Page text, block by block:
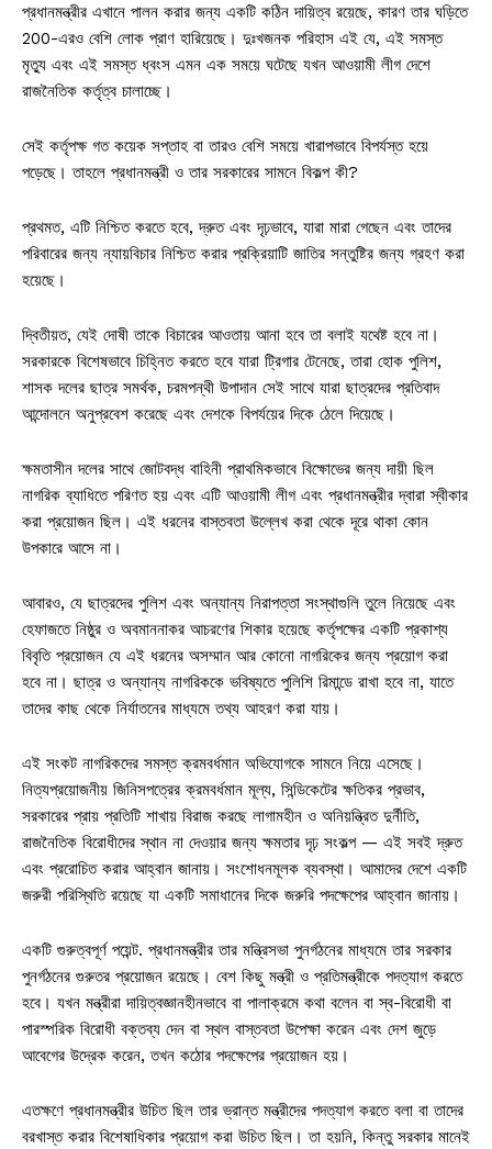
প্রধানমন্ত্রীর এখানে পালন করার জন্য একটি কঠিন দায়িত্ব রয়েছে, কারণ তার ঘড়িতে
200-এরও বেশি লোক প্রাণ হারিয়েছে। দুঃখজনক পরিহাস এই যে, এই সমস্ত
মৃত্যু এবং এই সমস্ত ধ্বংস এমন এক সময়ে ঘটেছে যখন আওয়ামী লীগ দেশে
রাজনৈতিক কর্তৃত্ব চালাচ্ছে।
সেই কর্তৃপক্ষ গত কয়েক সপ্তাহ বা তারও বেশি সময়ে খারাপভাবে বিপর্যস্ত হয়ে
পড়েছে। তাহলে প্রধানমন্ত্রী ও তার সরকারের সামনে বিকল্প কী?
প্রথমত, এটি নিশ্চিত করতে হবে, দ্রুত এবং দৃঢ়ভাবে, যারা মারা গেছেন এবং তাদের
পরিবারের জন্য ন্যায়বিচার নিশ্চিত করার প্রক্রিয়াটি জাতির সন্তুষ্টির জন্য গ্রহণ করা
হয়েছে।
দ্বিতীয়ত, যেই দোষী তাকে বিচারের আওতায় আনা হবে তা বলাই যথেষ্ট হবে না।
সরকারকে বিশেষভাবে চিহ্নিত করতে হবে যারা ট্রিগার টেনেছে, তারা হোক পুলিশ,
শাসক দলের ছাত্র সমর্থক, চরমপন্থী উপাদান সেই সাথে যারা ছাত্রদের প্রতিবাদ
আন্দোলনে অনুপ্রবেশ করেছে এবং দেশকে বিপর্যয়ের দিকে ঠেলে দিয়েছে।
ক্ষমতাসীন দলের সাথে জোটবদ্ধ বাহিনী প্রাথমিকভাবে বিক্ষোভের জন্য দায়ী ছিল
নাগরিক ব্যাধিতে পরিণত হয় এবং এটি আওয়ামী লীগ এবং প্রধানমন্ত্রীর দ্বারা স্বীকার
করা প্রয়োজন ছিল। এই ধরনের বাস্তবতা উল্লেখ করা থেকে দূরে থাকা কোন
উপকারে আসে না।
আবারও, যে ছাত্রদের পুলিশ এবং অন্যান্য নিরাপত্তা সংস্থাগুলি তুলে নিয়েছে এবং
হেফাজতে নিষ্ঠুর ও অবমাননাকর আচরণের শিকার হয়েছে কর্তৃপক্ষের একটি প্রকাশ্য
বিবৃতি প্রয়োজন যে এই ধরনের অসম্মান আর কোনো নাগরিকের জন্য প্রয়োগ করা
হবে না। ছাত্র ও অন্যান্য নাগরিককে ভবিষ্যতে পুলিশি রিমান্ডে রাখা হবে না, যাতে
তাদের কাছ থেকে নির্যাতনের মাধ্যমে তথ্য আহরণ করা যায়।
এই সংকট নাগরিকদের সমস্ত ক্রমবর্ধমান অভিযোগকে সামনে নিয়ে এসেছে।
নিত্যপ্রয়োজনীয় জিনিসপত্রের ক্রমবর্ধমান মূল্য, সিন্ডিকেটের ক্ষতিকর প্রভাব,
সরকারের প্রায় প্রতিটি শাখায় বিরাজ করছে লাগামহীন ও অনিয়ন্ত্রিত দুর্নীতি,
রাজনৈতিক বিরোধীদের স্থান না দেওয়ার জন্য ক্ষমতার দৃঢ় সংকল্প — এই সবই দ্রুত
এবং প্ররোচিত করার আহ্বান জানায়। সংশোধনমূলক ব্যবস্থা। আমাদের দেশে একটি
জরুরী পরিস্থিতি রয়েছে যা একটি সমাধানের দিকে জরুরি পদক্ষেপের আহ্বান জানায়।
একটি গুরুত্বপূর্ণ পয়েন্ট. প্রধানমন্ত্রীর তার মন্ত্রিসভা পুনর্গঠনের মাধ্যমে তার সরকার
পুনর্গঠনের গুরুতর প্রয়োজন রয়েছে। বেশ কিছু মন্ত্রী ও প্রতিমন্ত্রীকে পদত্যাগ করতে
হবে। যখন মন্ত্রীরা দায়িত্বজ্ঞানহীনভাবে বা পালাক্রমে কথা বলেন বা স্ব-বিরোধী বা
পারস্পরিক বিরোধী বক্তব্য দেন বা স্থল বাস্তবতা উপেক্ষা করেন এবং দেশ জুড়ে
আবেগের উদ্রেক করেন, তখন কঠোর পদক্ষেপের প্রয়োজন হয়।
এতক্ষণে প্রধানমন্ত্রীর উচিত ছিল তার ভ্রান্ত মন্ত্রীদের পদত্যাগ করতে বলা বা তাদের
বরখাস্ত করার বিশেষাধিকার প্রয়োগ করা উচিত ছিল। তা হয়নি, কিন্তু সরকার মানেই